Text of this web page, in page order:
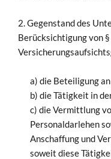
2. Gegenstand des
Berücksichtigung von §
a) die Beteiligung
b) die Tätigkeit in
c) die Vermittlung
Personaldarlehen
Anschaffung und
soweit diese